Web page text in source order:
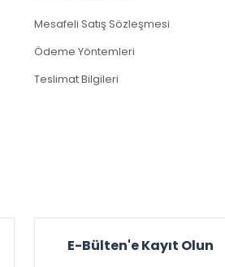
Mesafeli Satış Sözleşmesi
Ödeme Yöntemleri
Teslimat Bilgileri
E-Bülten'e Kayıt Olun